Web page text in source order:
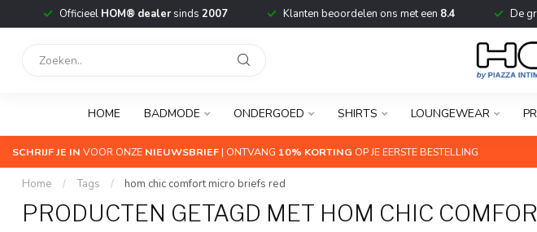
Officieel HOM® dealersinds 2007 Klanten beoordelen ons met een 8.4 De
HOME BADMODE ONDERGOED SHIRTS LOUNGEWEAR
SCHRIJF JE IN VOOR ONZE NIEUWSBRIEF| ONTVANG 10% KORTING OP JE EERSTE BESTELLING
Home / Tags / hom chic comfort micro briefs red
PRODUCTEN GETAGD MET HOM CHIC